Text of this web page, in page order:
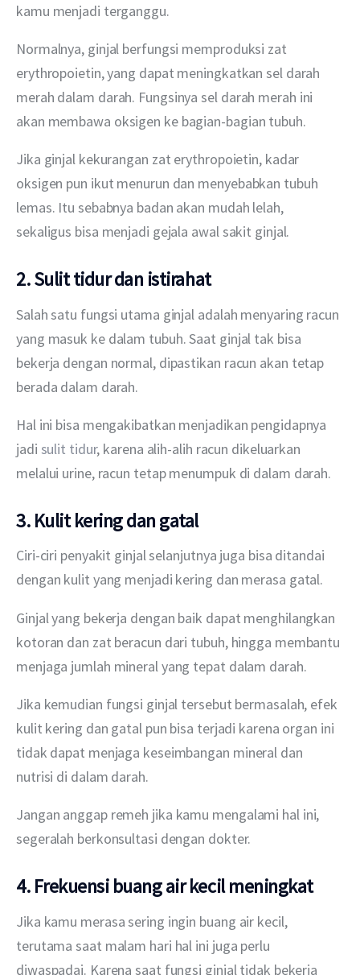
kamu menjadi terganggu.
Normalnya, ginjal berfungsi memproduksi zat
erythropoietin, yang dapat meningkatkan sel darah
merah dalam darah. Fungsinya sel darah merah ini
akan membawa oksigen ke bagian-bagian tubuh.
Jika ginjal kekurangan zat erythropoietin, kadar
oksigen pun ikut menurun dan menyebabkan tubuh
lemas. Itu sebabnya badan akan mudah lelah,
sekaligus bisa menjadi gejala awal sakit ginjal.
2. Sulit tidur dan istirahat
Salah satu fungsi utama ginjal adalah menyaring racun
yang masuk ke dalam tubuh. Saat ginjal tak bisa
bekerja dengan normal, dipastikan racun akan tetap
berada dalam darah.
Hal ini bisa mengakibatkan menjadikan pengidapnya
jadi sulit tidur, karena alih-alih racun dikeluarkan
melalui urine, racun tetap menumpuk di dalam darah.
3. Kulit kering dan gatal
Ciri-ciri penyakit ginjal selanjutnya juga bisa ditandai
dengan kulit yang menjadi kering dan merasa gatal.
Ginjal yang bekerja dengan baik dapat menghilangkan
kotoran dan zat beracun dari tubuh, hingga membantu
menjaga jumlah mineral yang tepat dalam darah.
Jika kemudian fungsi ginjal tersebut bermasalah, efek
kulit kering dan gatal pun bisa terjadi karena organ ini
tidak dapat menjaga keseimbangan mineral dan
nutrisi di dalam darah.
Jangan anggap remeh jika kamu mengalami hal ini,
segeralah berkonsultasi dengan dokter.
4. Frekuensi buang air kecil meningkat
Jika kamu merasa sering ingin buang air kecil,
terutama saat malam hari hal ini juga perlu
diwaspadai. Karena saat fungsi ginjal tidak bekerja